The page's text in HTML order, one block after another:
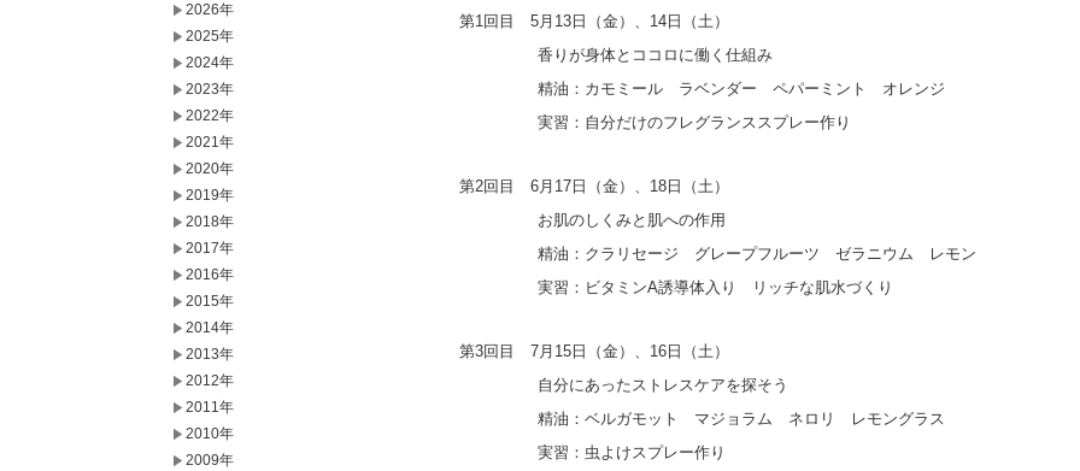
第1回目 5月13日（金）、14日（土）
香りが身体とココロに働く仕組み
精油：カモミール ラベンダー ペパーミント オレンジ
実習：自分だけのフレグランススプレー作り
第2回目 6月17日（金）、18日（土）
お肌のしくみと肌への作用
精油：クラリセージ グレープフルーツ ゼラニウム レモン
実習：ビタミンA誘導体入り リッチな肌水づくり
第3回目 7月15日（金）、16日（土）
自分にあったストレスケアを探そう
精油：ベルガモット マジョラム ネロリ レモングラス
実習：虫よけスプレー作り
2026年
2025年
2024年
2023年
2022年
2021年
2020年
2019年
2018年
2017年
2016年
2015年
2014年
2013年
2012年
2011年
2010年
2009年